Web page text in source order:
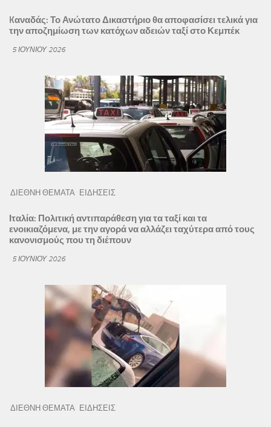
Kαναδάς: Το Ανώτατο Δικαστήριο θα αποφασίσει τελικά για
την αποζημίωση των κατόχων αδειών ταξί στο Κεμπέκ
5 ΙΟΥΝΊΟΥ 2026
ΔΙΕΘΝΗ ΘΕΜΑΤΑ ΕΙΔΗΣΕΙΣ
Ιταλία: Πολιτική αντιπαράθεση για τα ταξί και τα
ενοικιαζόμενα, με την αγορά να αλλάζει ταχύτερα από τους
κανονισμούς που τη διέπουν
5 ΙΟΥΝΊΟΥ 2026
ΔΙΕΘΝΗ ΘΕΜΑΤΑ ΕΙΔΗΣΕΙΣ